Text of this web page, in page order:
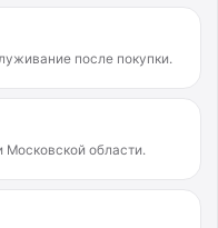
после покупки.
Московской области.